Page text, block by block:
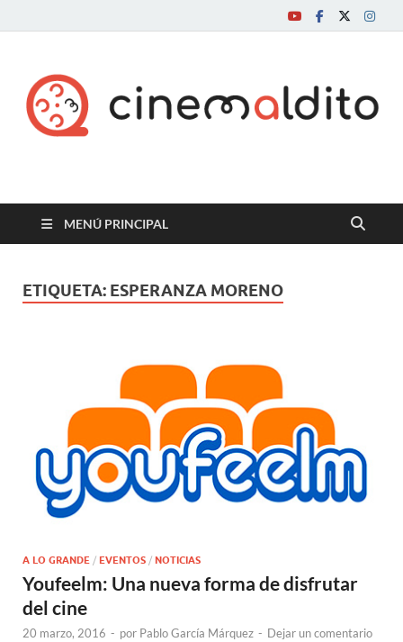
Cine maldito
MENÚ PRINCIPAL
ETIQUETA: ESPERANZA MORENO
A LO GRANDE / EVENTOS / NOTICIAS
Youfeelm: Una nueva forma de disfrutar
del cine
20 marzo, 2016 - por Pablo García Márquez - Dejar un comentario